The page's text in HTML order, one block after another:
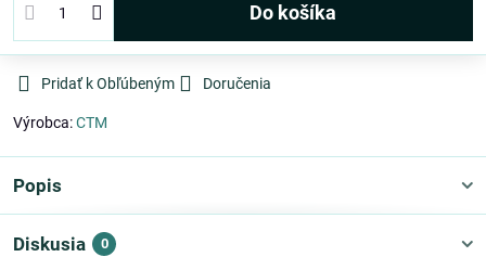
Do košíka
Pridať k Obľúbeným Doručenia
Výrobca:CTM
Popis
Diskusia 0